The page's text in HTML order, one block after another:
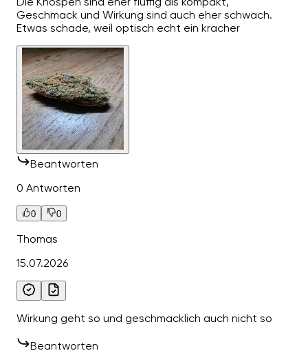
Geschmack und Wirkung sind auch eher schwach.
Etwas schade, weil optisch echt ein kracher
Beantworten
0 Antworten
0 0
Thomas
15.07.2026
Wirkung geht so und geschmacklich auch nicht so
Beantworten